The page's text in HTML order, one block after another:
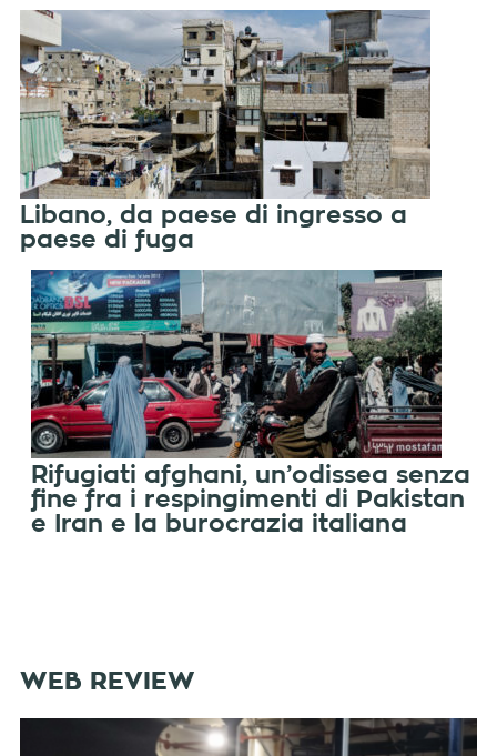
Libano, da paese di ingresso a
paese di fuga
Rifugiati afghani, un’odissea senza
fine fra i respingimenti di Pakistan
e Iran e la burocrazia italiana
WEB REVIEW